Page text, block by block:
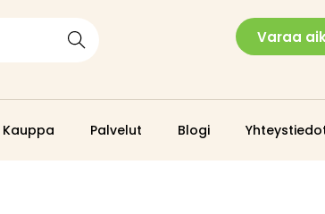
Search Varaa
Kauppa Palvelut Blogi